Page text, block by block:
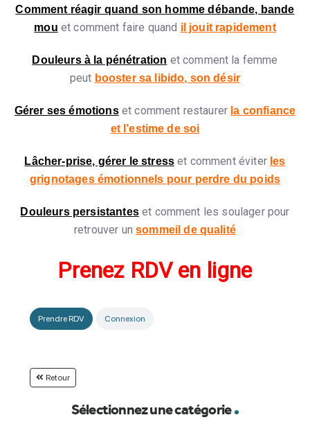
Comment réagir quand son homme débande, bande
mou et comment faire quand il jouit rapidement
Douleurs à la pénétration et comment la femme
peut booster sa libido, son désir
Gérer ses émotions et comment restaurer la confiance
et l’estime de soi
Lâcher-prise, gérer le stress et comment éviter les
grignotages émotionnels pour perdre du poids
Douleurs persistantes et comment les soulager pour
retrouver unsommeil de qualité
Prenez RDV en ligne